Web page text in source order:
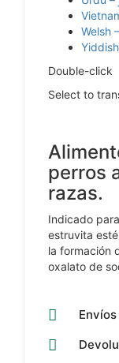
Welsh
Double-click
Select to
perros
razas.
Indicado
estruvita
la formación
oxalato de